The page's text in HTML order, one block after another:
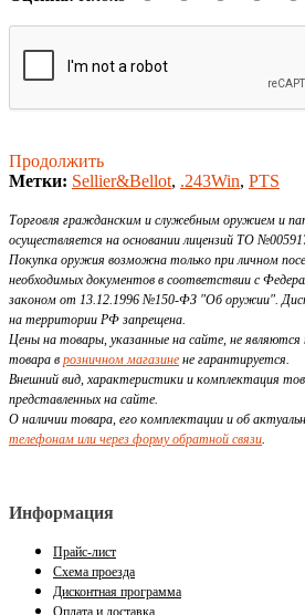
Продолжить
Метки: Sellier&Bellot, .243Win, PTS
Торговля гражданским и служебным оружием и
осуществляется на основании лицензий ТО
Покупка оружия возможна только при личном
необходимых документов в соответствии с
законом от 13.12.1996 №150-ФЗ "Об оружии".
на территории РФ запрещена.
Цены на товары, указанные на сайте, не
товара в розничном магазине не гарантируется.
Внешний вид, характеристики и комплектация
представленных на сайте.
О наличии товара, его комплектации и об
телефонам или через форму обратной связи.
Информация
Прайс-лист
Схема проезда
Дисконтная программа